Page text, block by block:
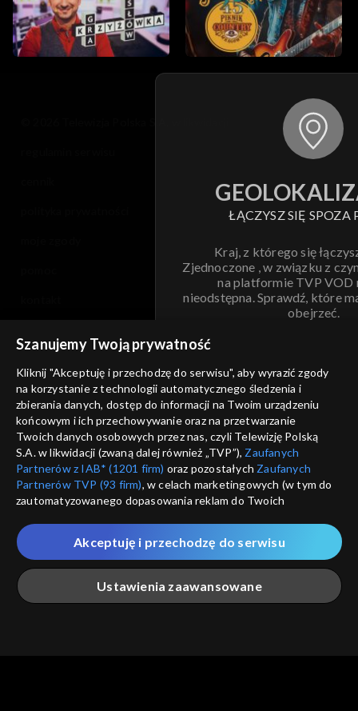
ŁĄCZYSZ SIĘ SPOZA
Kraj, z którego się
Zjednoczone , w związku z
na platformie TVP VOD
nieodstępna. Sprawdź, które
obejrzeć.
ANULUJ
informacje o dostawcy usług
Szanujemy Twoją prywatność
Kliknij "Akceptuję i przechodzę do serwisu", aby wyrazić zgody
na korzystanie z technologii automatycznego śledzenia i
zbierania danych, dostęp do informacji na Twoim urządzeniu
końcowym i ich przechowywanie oraz na przetwarzanie
Twoich danych osobowych przez nas, czyli Telewizję Polską
S.A. w likwidacji (zwaną dalej również „TVP”), Zaufanych
Partnerów z IAB* (1201 firm) oraz pozostałych Zaufanych
Partnerów TVP (93 firm), w celach marketingowych (w tym do
zautomatyzowanego dopasowania reklam do Twoich
które wskazujemy poniżej, a także zgody na udostępnianie
przez nas identyfikatora PPID do Google.
Twoje dane osobowe zbierane podczas odwiedzania przez
Ciebie naszych
poszczególnych serwisówzwanych dalej
„Portalem”, w tym informacje zapisywane za pomocą
Ustawienia zaawansowane
Akceptuję i przechodzę do serwisu